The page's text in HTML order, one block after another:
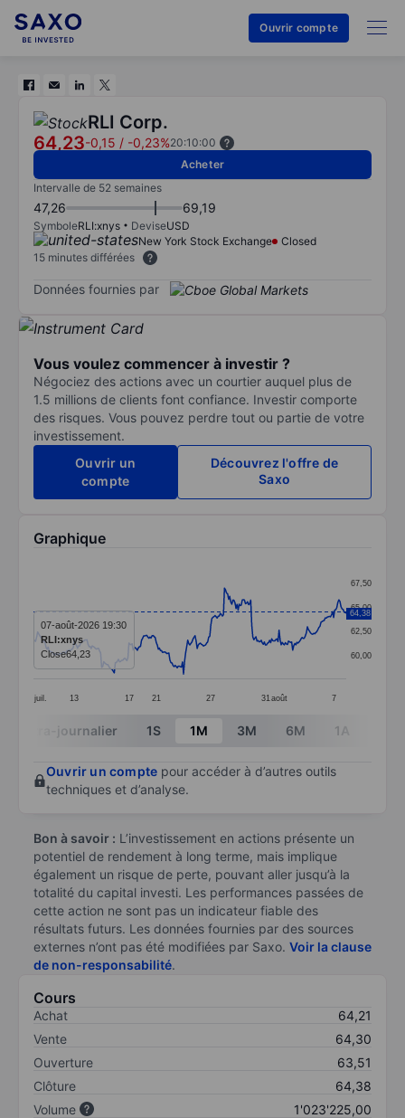
Ouvrir compte
RLI Corp.
64,23-0,15 / -0,23%20:10:00
Acheter
Intervalle de 52 semaines
47,26 69,19
SymboleRLI:xnys DeviseUSD
New York Stock Exchange
Closed
15 minutes différées
Données fournies par
Vous voulez commencer à investir ?
Négociez des actions avec un courtier auquel plus de
1.5 millions de clients font confiance. Investir comporte
des risques. Vous pouvez perdre tout ou partie de votre
investissement.
Ouvrir un
compte
Découvrez l'offre de
Saxo
Graphique
Line chart with 299 data points.
The chart has 1 X axis displaying categories.
The chart has 1 Y axis displaying values. Data
juil. 13 17 21 27 31 août 7
60,00
62,50
65,00
67,50
64,38
07-août-2026 19:30
RLI:xnys
Close64,23
End of interactive chart.
Intra-journalier 1S 1M 3M 6M 1A
Ouvrir un compte pour accéder à d’autres outils
techniques et d’analyse.
Bon à savoir : L’investissement en actions présente un
potentiel de rendement à long terme, mais implique
également un risque de perte, pouvant aller jusqu’à la
totalité du capital investi. Les performances passées de
cette action ne sont pas un indicateur fiable des
résultats futurs. Les données fournies par des sources
externes n’ont pas été modifiées par Saxo. Voir la clause
de non-responsabilité.
Cours
Achat
64,21
Vente
64,30
Ouverture
63,51
Clôture
64,38
Volume
1'023'225,00